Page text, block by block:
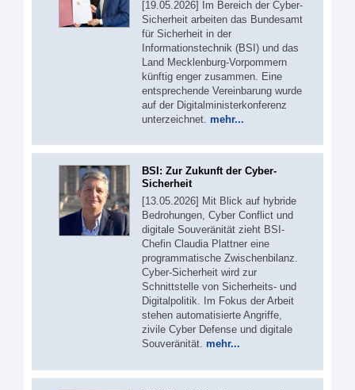
[19.05.2026] Im Bereich der Cyber-
Sicherheit arbeiten das Bundesamt
für Sicherheit in der
Informationstechnik (BSI) und das
Land Mecklenburg-Vorpommern
künftig enger zusammen. Eine
entsprechende Vereinbarung wurde
auf der Digitalministerkonferenz
unterzeichnet. mehr...
BSI: Zur Zukunft der Cyber-
Sicherheit
[13.05.2026] Mit Blick auf hybride
Bedrohungen, Cyber Conflict und
digitale Souveränität zieht BSI-
Chefin Claudia Plattner eine
programmatische Zwischenbilanz.
Cyber-Sicherheit wird zur
Schnittstelle von Sicherheits- und
Digitalpolitik. Im Fokus der Arbeit
stehen automatisierte Angriffe,
zivile Cyber Defense und digitale
Souveränität. mehr...